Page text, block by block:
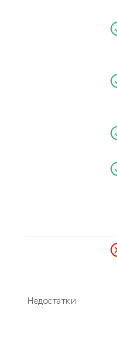
Недостатки